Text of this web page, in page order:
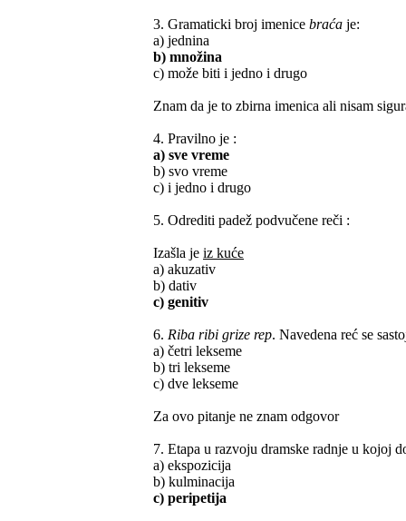
3. Gramaticki broj imenice braća je:
a) jednina
b) množina
c) može biti i jedno i drugo
Znam da je to zbirna imenica ali nisam
4. Pravilno je :
a) sve vreme
b) svo vreme
c) i jedno i drugo
5. Odrediti padež podvučene reči :
Izašla je iz kuće
a) akuzativ
b) dativ
c) genitiv
6. Riba ribi grize rep. Navedena reć se
a) četri lekseme
b) tri lekseme
c) dve lekseme
Za ovo pitanje ne znam odgovor
7. Etapa u razvoju dramske radnje u kojoj
a) ekspozicija
b) kulminacija
c) peripetija